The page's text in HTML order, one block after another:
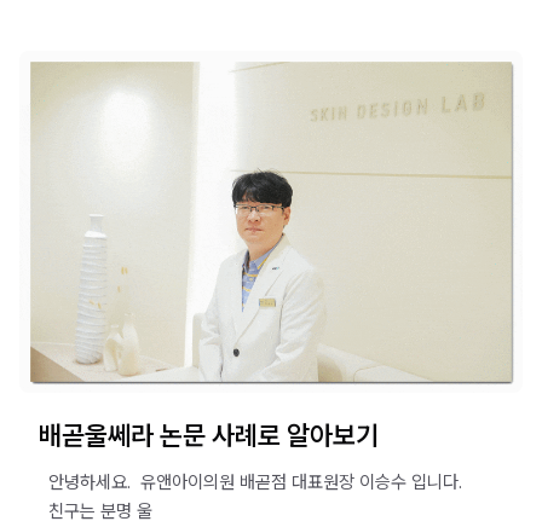
배곧울쎄라 논문 사례로 알아보기
​ ​ 안녕하세요. ​ 유앤아이의원 배곧점 대표원장 이승수 입니다.
​ ​ 친구는 분명 울